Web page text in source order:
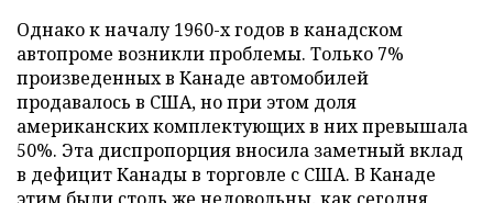
Однако к началу 1960-х годов в канадском
автопроме возникли проблемы. Только 7%
произведенных в Канаде автомобилей
продавалось в США, но при этом доля
американских комплектующих в них превышала
50%. Эта диспропорция вносила заметный вклад
в дефицит Канады в торговле с США. В Канаде